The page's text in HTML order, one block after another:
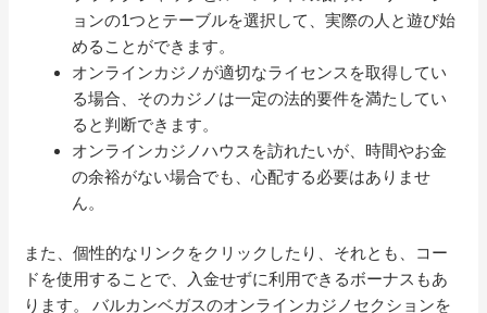
ョンの1つとテーブルを選択して、実際の人と遊び始
めることができます。
オンラインカジノが適切なライセンスを取得してい
る場合、そのカジノは一定の法的要件を満たしてい
ると判断できます。
オンラインカジノハウスを訪れたいが、時間やお金
の余裕がない場合でも、心配する必要はありませ
ん。
また、個性的なリンクをクリックしたり、それとも、コー
ドを使用することで、入金せずに利用できるボーナスもあ
ります。 バルカンベガスのオンラインカジノセクションを